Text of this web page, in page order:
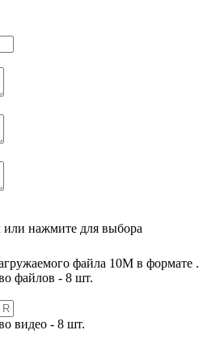
нажмите для выбора
файла 10M в формате .
файлов - 8 шт.
видео - 8 шт.